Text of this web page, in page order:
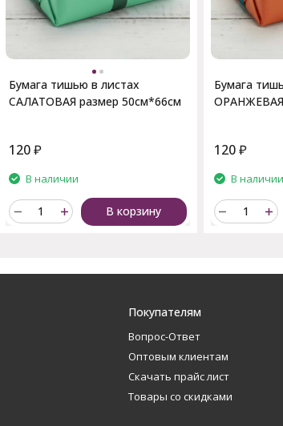
Бумага тишью в листах
САЛАТОВАЯ размер 50см*66см
120₽
В наличии
В корзину
Бумага
ОРАНЖЕВАЯ
120₽
В наличии
Покупателям
Вопрос-Ответ
Оптовым клиентам
Скачать прайс лист
Товары со скидками